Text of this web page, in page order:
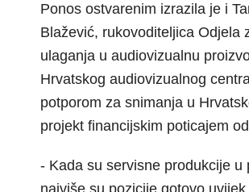
Ponos ostvarenim izrazila je i
Blažević, rukovoditeljica Odjela
ulaganja u audiovizualnu
Hrvatskog audiovizualnog
potporom za snimanja u
projekt financijskim poticajem
- Kada su servisne produkcije u
najviše su pozicije gotovo